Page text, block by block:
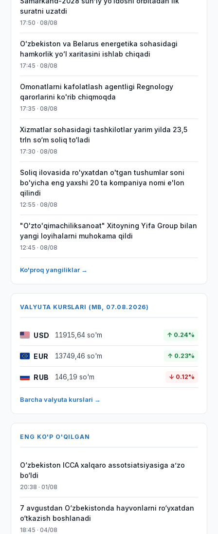
suratni uzatdi
17:50 · 08/08
Oʻzbekiston va Belarus energetika sohasidagi
hamkorlik yoʻl xaritasini ishlab chiqadi
17:45 · 08/08
Omonatlarni kafolatlash agentligi Regnology
qarorlarini ko'rib chiqmoqda
17:35 · 08/08
Xizmatlar sohasidagi tashkilotlar yarim yilda 23,5
trln so‘m soliq to‘ladi
17:30 · 08/08
Soliq ilovasida ro'yxatdan o'tgan tushumlar soni
bo'yicha eng yaxshi 20 ta kompaniya nomi e'lon
qilindi
12:55 · 08/08
"O'zto'qimachiliksanoat" Xitoyning Yifa Group bilan
yangi loyihalarni muhokama qildi
12:45 · 08/08
Ko'proq yangiliklar →
VALYUTA KURSLARI (MB, 07.08.2026)
USD 11915,64 so'm ↑ 0.24%
EUR 13749,46 so'm ↑ 0.23%
RUB 146,19 so'm ↓ 0.12%
Barcha valyuta kurslari →
ENG KO'P O'QILGAN
O‘zbekiston ICCA xalqaro assotsiatsiyasiga aʼzo
bo‘ldi
20:38 · 01/08
7 avgustdan O‘zbekistonda hayvonlarni ro‘yxatdan
o‘tkazish boshlanadi
18:45 · 04/08